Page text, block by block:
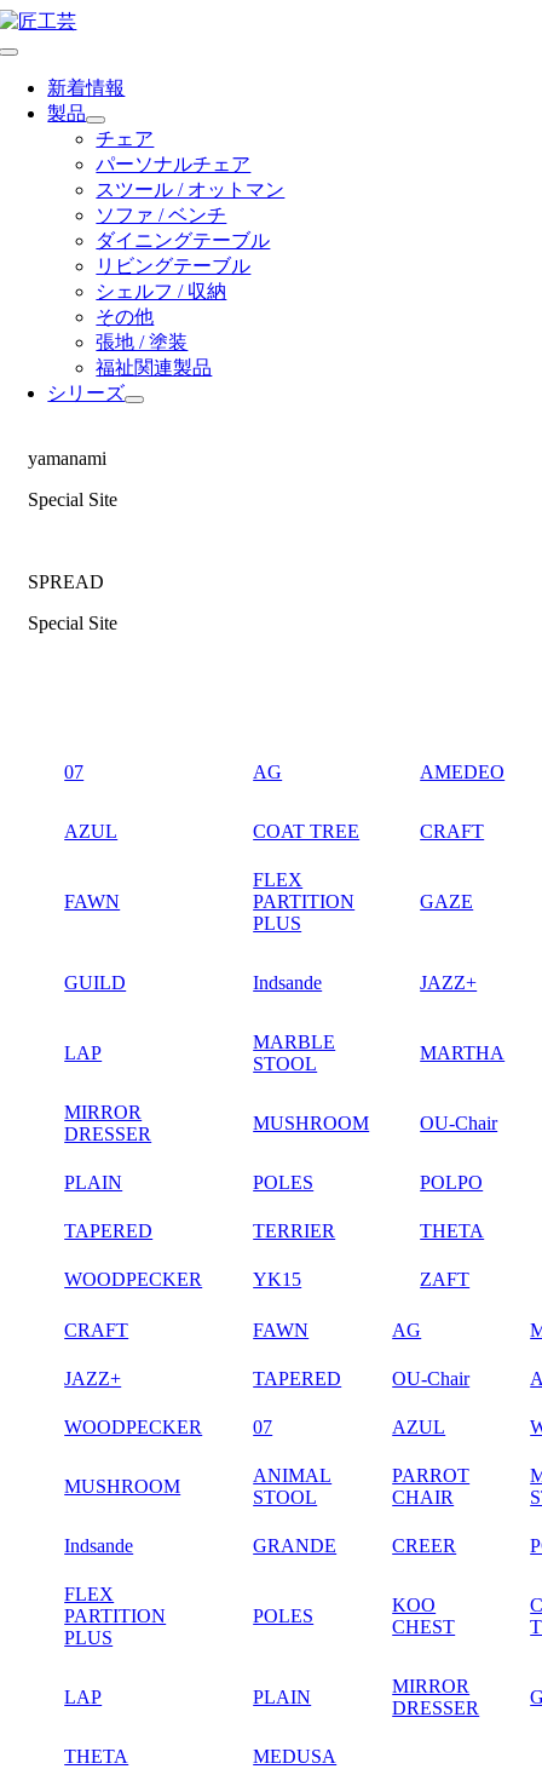
Skip
content
Toggle
Navigation新着情報
製品
チェア
パーソナルチェア
スツール / オットマン
ソファ / ベンチ
ダイニングテーブル
リビングテーブル
シェルフ / 収納
その他
張地 / 塗装
福祉関連製品
シリーズ
yamanami
Special Site
SPREAD
Special Site
07 AG AMEDEO
AZUL COAT TREE CRAFT
FAWN
FLEX
PARTITION
PLUS
GAZE
GUILD Indsande JAZZ+
LAP
MARBLE
STOOL
MARTHA
MIRROR
DRESSER
MUSHROOM OU-Chair
PLAIN POLES POLPO
TAPERED TERRIER THETA
WOODPECKER YK15 ZAFT
CRAFT FAWN AG
JAZZ+ TAPERED OU-Chair
WOODPECKER 07 AZUL
MUSHROOM
ANIMAL
STOOL
PARROT
CHAIR
Indsande GRANDE CREER
FLEX
PARTITION
PLUS
POLES
KOO
CHEST
LAP PLAIN
MIRROR
DRESSER
THETA
MEDUSA